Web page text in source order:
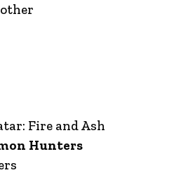
Fire and Ash
Hunters